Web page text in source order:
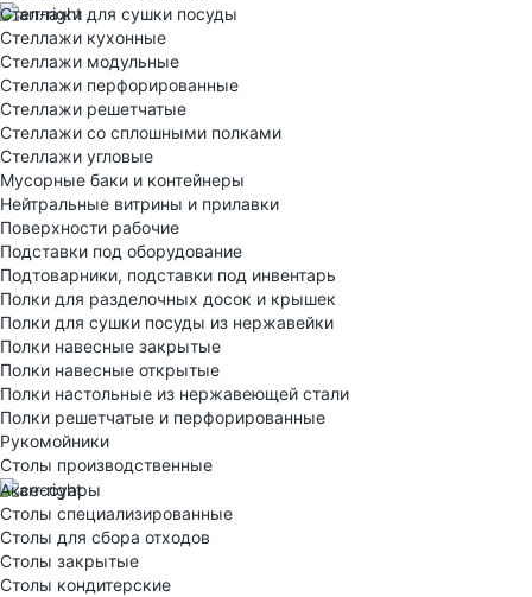
Стеллажи для сушки посуды
Стеллажи кухонные
Стеллажи модульные
Стеллажи перфорированные
Стеллажи решетчатые
Стеллажи со сплошными полками
Стеллажи угловые
Мусорные баки и контейнеры
Нейтральные витрины и прилавки
Поверхности рабочие
Подставки под оборудование
Подтоварники, подставки под инвентарь
Полки для разделочных досок и крышек
Полки для сушки посуды из нержавейки
Полки навесные закрытые
Полки навесные открытые
Полки настольные из нержавеющей стали
Полки решетчатые и перфорированные
Рукомойники
Столы производственные
Аксессуары
Столы специализированные
Столы для сбора отходов
Столы закрытые
Столы кондитерские